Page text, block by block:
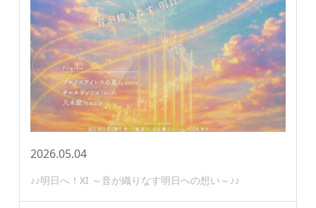
2026.05.04
♪♪明日へ！XI ～音が織りなす明日への想い～♪♪